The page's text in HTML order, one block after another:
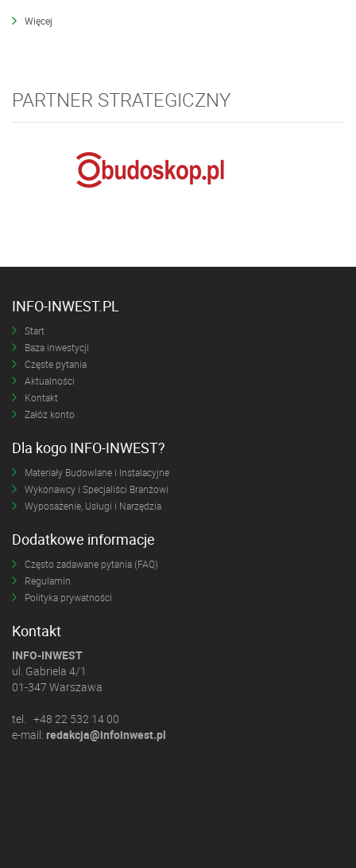
Więcej
PARTNER STRATEGICZNY
INFO-INWEST.PL
Start
Baza inwestycji
Częste pytania
Aktualności
Kontakt
Załóż konto
Dla kogo INFO-INWEST?
Materiały Budowlane i Instalacyjne
Wykonawcy i Specjaliści Branżowi
Wyposażenie, Usługi i Narzędzia
Dodatkowe informacje
Często zadawane pytania (FAQ)
Regulamin
Polityka prywatności
Kontakt
INFO-INWEST
ul. Gabriela 4/1
01-347 Warszawa
tel. +48 22 532 14 00
e-mail: redakcja@infoinwest.pl